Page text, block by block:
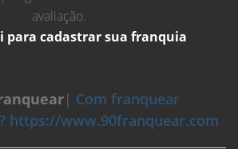
avaliação.
para cadastrar sua franquia
| Com franquear
https://www.90franquear.com